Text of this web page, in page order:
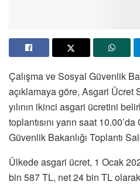
Çalışma ve Sosyal Güvenlik
açıklamaya göre, Asgari Ücret
yılının ikinci asgari ücretini
toplantısını yarın saat
Güvenlik Bakanlığı Toplantı
Ülkede asgari ücret, 1 Ocak
bin 587 TL, net 24 bin TL